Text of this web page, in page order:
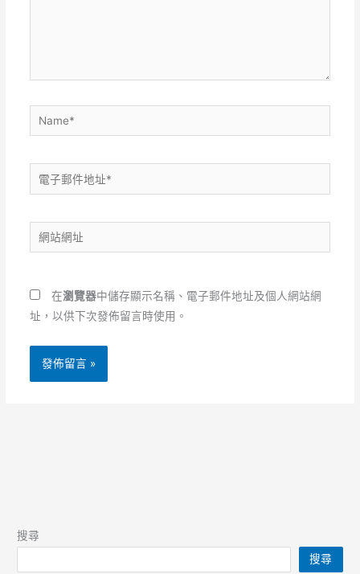
Name*
電
子
件
地
*
站
址
在瀏覽器中儲存顯示名稱、電子郵件地址及個人網站網
址，以供下次發佈留言時使用。
搜尋
搜尋